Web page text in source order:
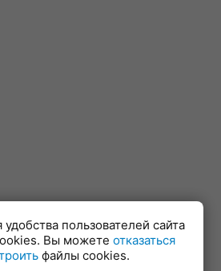
пользователей сайта
Вы можете отказаться
файлы cookies.